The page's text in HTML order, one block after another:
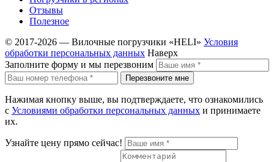
Отзывы
Полезное
© 2017-2026 — Вилочные погрузчики «HELI» Условия
обработки персональных данных Наверх
Заполните форму и мы перезвоним
Перезвоните мне
Нажимая кнопку выше, вы подтверждаете, что ознакомились
с Условиями обработки персональных данных и принимаете
их.
Узнайте цену прямо сейчас!